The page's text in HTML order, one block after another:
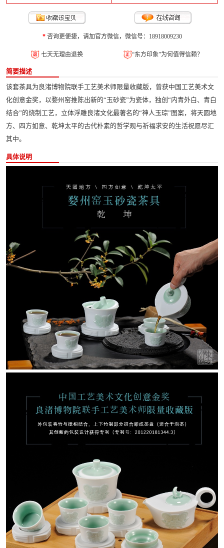
*咨询更便捷，请加官方微信，微信号：18918009230
七天无理由退换 “东方印象”为何值得信赖？
简要描述
该套茶具为良渚博物院联手工艺美术师限量收藏版，曾获中国工艺美术文
化创意金奖，以婺州窑推陈出新的“玉砂瓷”为瓷体，独创“内青外白、青白
结合”的烧制工艺，立体浮雕良渚文化最著名的“神人玉琮”图案，将天圆地
方、四方如意、乾坤太平的古代朴素的哲学观与祈福求安的生活祝愿尽汇
其中。
具体说明